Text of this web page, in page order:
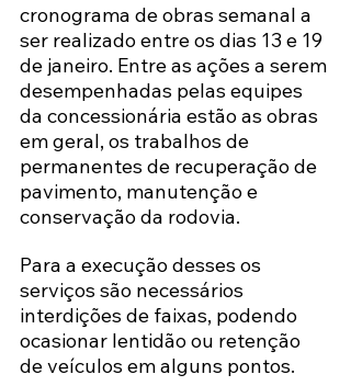
cronograma de obras semanal a
ser realizado entre os dias 13 e 19
de janeiro. Entre as ações a serem
desempenhadas pelas equipes
da concessionária estão as obras
em geral, os trabalhos de
permanentes de recuperação de
pavimento, manutenção e
conservação da rodovia.
Para a execução desses os
serviços são necessários
interdições de faixas, podendo
ocasionar lentidão ou retenção
de veículos em alguns pontos.